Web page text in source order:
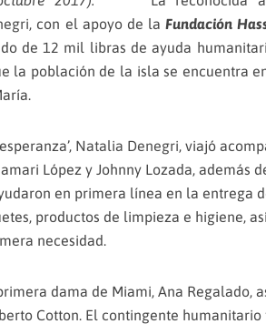
, con el apoyo de la Fundación
de 12 mil libras de ayuda
la población de la isla se encuentra
Natalia Denegri, viajó
López y Johnny Lozada, además
en primera línea en la entrega
productos de limpieza e higiene,
necesidad.
dama de Miami, Ana Regalado,
Cotton. El contingente humanitario